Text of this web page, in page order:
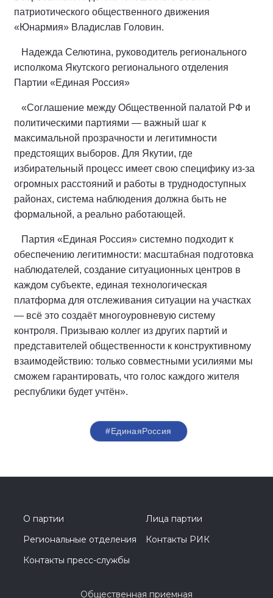
патриотического общественного движения
«Юнармия» Владислав Головин.
Надежда Селютина, руководитель регионального
исполкома Якутского регионального отделения
Партии «Единая Россия»
«Соглашение между Общественной палатой РФ и
политическими партиями — важный шаг к
максимальной прозрачности и легитимности
предстоящих выборов. Для Якутии, где
избирательный процесс имеет свою специфику из‑за
огромных расстояний и работы в труднодоступных
районах, система наблюдения должна быть не
формальной, а реально работающей.
Партия «Единая Россия» системно подходит к
обеспечению легитимности: масштабная подготовка
наблюдателей, создание ситуационных центров в
каждом субъекте, единая технологическая
платформа для отслеживания ситуации на участках
— всё это создаёт многоуровневую систему
контроля. Призываю коллег из других партий и
представителей общественности к конструктивному
взаимодействию: только совместными усилиями мы
сможем гарантировать, что голос каждого жителя
республики будет учтён».
#ЕдинаяРоссия
О партии
Лица партии
Региональные отделения
Контакты РИК
Контакты пресс-службы
Общественная приемная